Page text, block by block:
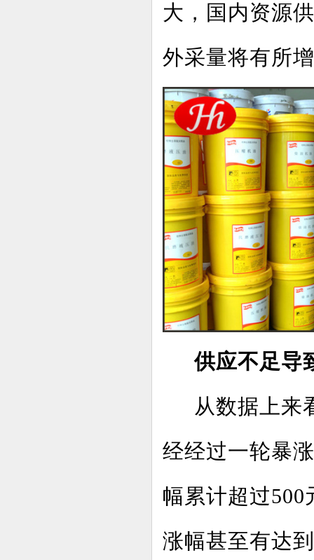
大，国内资源
外采量将有所
供应不足导
从数据上来
经经过一轮暴
幅累计超过
涨幅甚至有达